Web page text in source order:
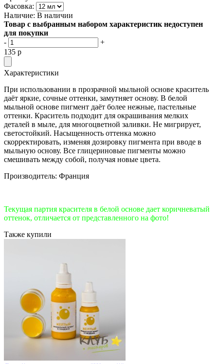
Фасовка:
Наличие: В наличии
Товар с выбранным набором характеристик недоступен
для покупки
-
+
135 p
Характеристики
При использовании в прозрачной мыльной основе краситель
даёт яркие, сочные оттенки, замутняет основу. В белой
мыльной основе пигмент даёт более нежные, пастельные
оттенки. Краситель подходит для окрашивания мелких
деталей в мыле, для многоцветной заливки. Не мигрирует,
светостойкий. Насыщенность оттенка можно
скорректировать, изменяя дозировку пигмента при вводе в
мыльную основу. Все глицериновые пигменты можно
смешивать между собой, получая новые цвета.
Производитель: Франция
Текущая партия красителя в белой основе дает коричневатый
оттенок, отличается от представленного на фото!
Также купили